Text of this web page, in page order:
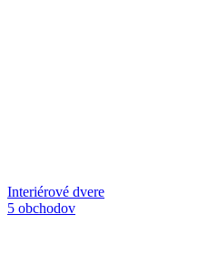
Interiérové dvere
5 obchodov